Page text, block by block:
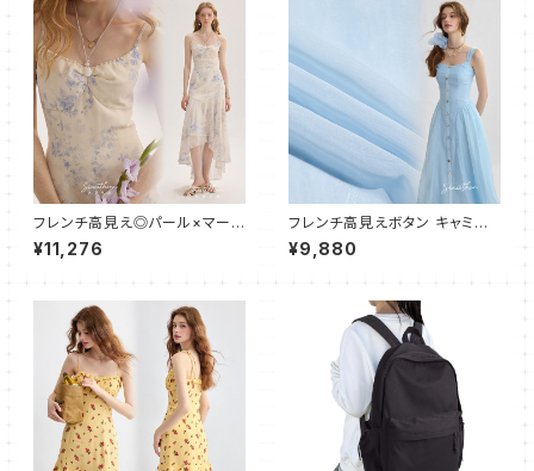
フレンチ高見え◎パール×マーメ
イドキャミワンピース
¥11,276
フレンチ高見えボタン キャミワ
ンピース フレア ロング
¥9,880